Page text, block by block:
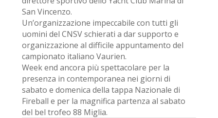
San Vincenzo.
Un’organizzazione impeccabile con tutti gli
uomini del CNSV schierati a dar supporto e
organizzazione al difficile appuntamento del
campionato italiano Vaurien.
Week end ancora più spettacolare per la
presenza in contemporanea nei giorni di
sabato e domenica della tappa Nazionale di
Fireball e per la magnifica partenza al sabato
del bel trofeo 88 Miglia.